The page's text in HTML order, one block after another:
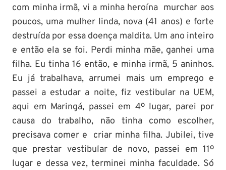
com minha irmã, vi a minha heroína murchar aos
poucos, uma mulher linda, nova (41 anos) e forte
destruída por essa doença maldita. Um ano inteiro
e então ela se foi. Perdi minha mãe, ganhei uma
filha. Eu tinha 16 então, e minha irmã, 5 aninhos.
Eu já trabalhava, arrumei mais um emprego e
passei a estudar a noite, fiz vestibular na UEM,
aqui em Maringá, passei em 4º lugar, parei por
causa do trabalho, não tinha como escolher,
precisava comer e criar minha filha. Jubilei, tive
que prestar vestibular de novo, passei em 11º
lugar e dessa vez, terminei minha faculdade. Só